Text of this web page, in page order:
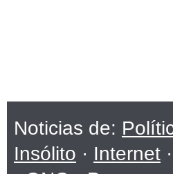
Noticias de:
Insólito · Internet ·